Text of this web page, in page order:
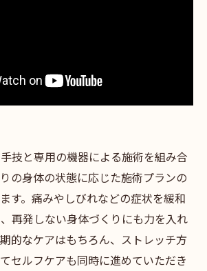
技と専用の機器による施術を組み合
の身体の状態に応じた施術プランの
す。痛みやしびれなどの症状を緩和
再発しない身体づくりにも力を入れ
的なケアはもちろん、ストレッチ方
セルフケアも同時に進めていただき